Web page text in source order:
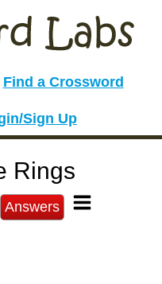
Find a Crossword
Sign Up
Rings
Answers